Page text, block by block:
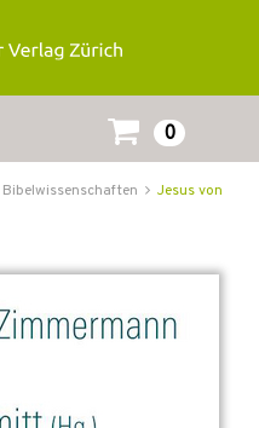
0
Bibelwissenschaften
Jesus von